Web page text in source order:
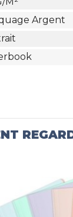
Argent